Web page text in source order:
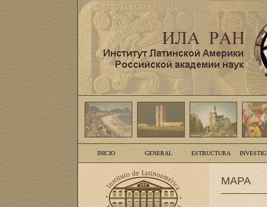
INICIO GENERAL ESTRUCTURA
MAPA